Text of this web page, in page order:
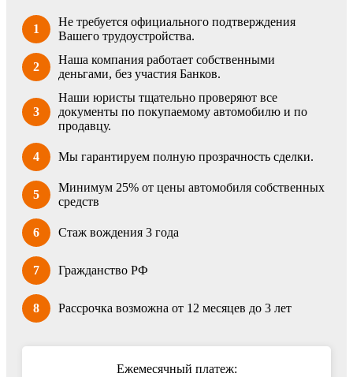
1
Не требуется официального подтверждения
Вашего трудоустройства.
2
Наша компания работает собственными
деньгами, без участия Банков.
3
Наши юристы тщательно проверяют все
документы по покупаемому автомобилю и по
продавцу.
4 Мы гарантируем полную прозрачность сделки.
5
Минимум 25% от цены автомобиля собственных
средств
6 Стаж вождения 3 года
7 Гражданство РФ
8 Рассрочка возможна от 12 месяцев до 3 лет
Ежемесячный платеж: